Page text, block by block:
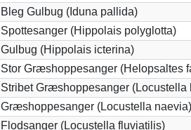
Bleg Gulbug (Iduna pallida)
Spottesanger (Hippolais polyglotta)
Gulbug (Hippolais icterina)
Stor Græshoppesanger (Helopsaltes
Stribet Græshoppesanger (Locustella
Græshoppesanger (Locustella naevia)
Flodsanger (Locustella fluviatilis)